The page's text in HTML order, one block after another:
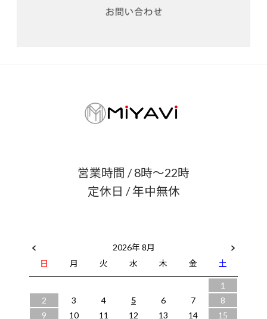
営業時間 / 8時〜22時
定休日 / 年中無休
2026年 8月
日
月 火 水 木 金
土
1
2
3 4 5 6 7
8
9
10 11 12 13 14 15